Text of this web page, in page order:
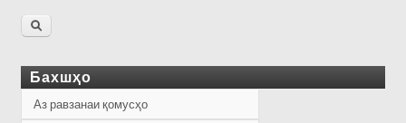
Бахшҳо
Аз равзанаи қомусҳо